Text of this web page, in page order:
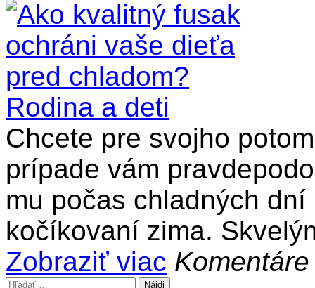
Rodina a deti
Chcete pre svojho
prípade vám
mu počas chladných
kočíkovaní zima.
Zobraziť viac
Hľadať: